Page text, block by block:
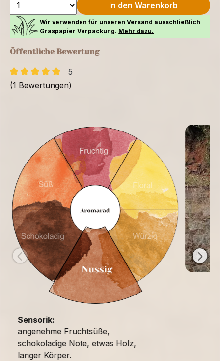
In den Warenkorb
Wir verwenden für unseren Versand ausschließlich
Graspapier Verpackung. Mehr dazu.
Öffentliche Bewertung
5
(1 Bewertungen)
Sensorik:
angenehme Fruchtsüße,
schokoladige Note, etwas Holz,
langer Körper.